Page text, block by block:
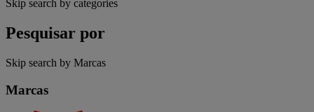
Skip search by categories
Pesquisar por
Skip search by Marcas
Marcas